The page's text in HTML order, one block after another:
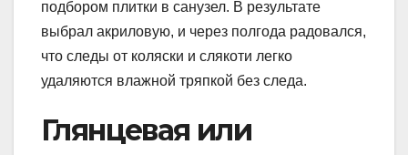
подбором плитки в санузел. В результате
выбрал акриловую, и через полгода радовался,
что следы от коляски и слякоти легко
удаляются влажной тряпкой без следа.
Глянцевая или